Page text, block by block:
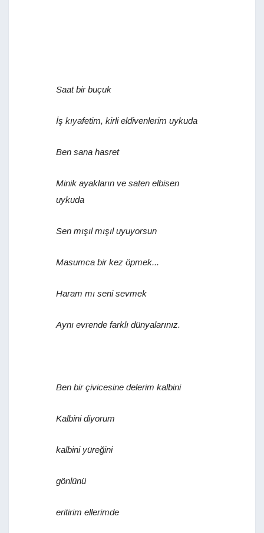
Saat bir buçuk
İş kıyafetim, kirli eldivenlerim uykuda
Ben sana hasret
Minik ayakların ve saten elbisen
uykuda
Sen mışıl mışıl uyuyorsun
Masumca bir kez öpmek...
Haram mı seni sevmek
Aynı evrende farklı dünyalarınız.
Ben bir çivicesine delerim kalbini
Kalbini diyorum
kalbini yüreğini
gönlünü
eritirim ellerimde